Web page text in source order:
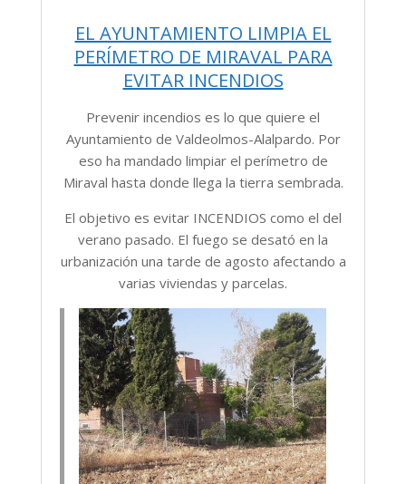
EL AYUNTAMIENTO LIMPIA EL
PERÍMETRO DE MIRAVAL PARA
EVITAR INCENDIOS
Prevenir incendios es lo que quiere el
Ayuntamiento de Valdeolmos-Alalpardo. Por
eso ha mandado limpiar el perímetro de
Miraval hasta donde llega la tierra sembrada.
El objetivo es evitar INCENDIOS como el del
verano pasado. El fuego se desató en la
urbanización una tarde de agosto afectando a
varias viviendas y parcelas.